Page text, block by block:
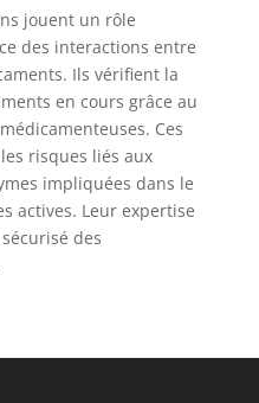
jouent un rôle
des interactions entre
Ils vérifient la
en cours grâce au
Ces
risques liés aux
impliquées dans le
actives. Leur expertise
des